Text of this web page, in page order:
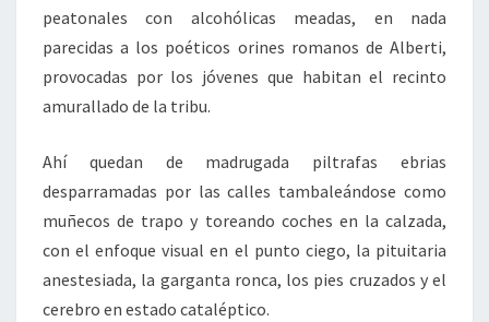
peatonales con alcohólicas meadas, en nada
parecidas a los poéticos orines romanos de Alberti,
provocadas por los jóvenes que habitan el recinto
amurallado de la tribu.
Ahí quedan de madrugada piltrafas ebrias
desparramadas por las calles tambaleándose como
muñecos de trapo y toreando coches en la calzada,
con el enfoque visual en el punto ciego, la pituitaria
anestesiada, la garganta ronca, los pies cruzados y el
cerebro en estado cataléptico.